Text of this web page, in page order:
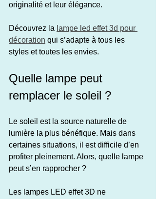
originalité et leur élégance.
Découvrez la lampe led effet 3d pour
décoration qui s’adapte à tous les
styles et toutes les envies.
Quelle lampe peut
remplacer le soleil ?
Le soleil est la source naturelle de
lumière la plus bénéfique. Mais dans
certaines situations, il est difficile d’en
profiter pleinement. Alors, quelle lampe
peut s’en rapprocher ?
Les lampes LED effet 3D ne